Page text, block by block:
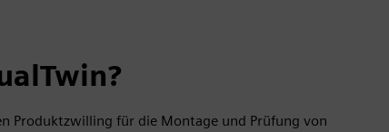
Produktzwilling für die Montage und Prüfung von